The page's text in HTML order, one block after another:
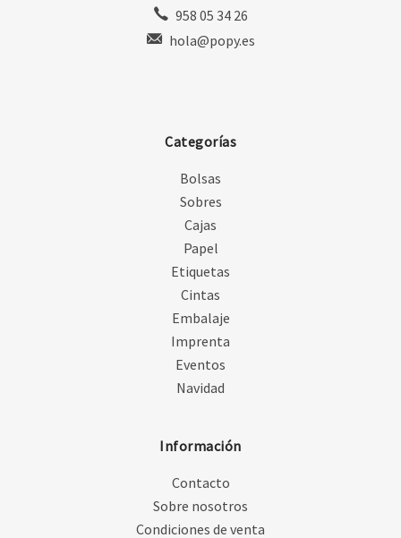
958 05 34 26
hola@popy.es
Categorías
Bolsas
Sobres
Cajas
Papel
Etiquetas
Cintas
Embalaje
Imprenta
Eventos
Navidad
Información
Contacto
Sobre nosotros
Condiciones de venta